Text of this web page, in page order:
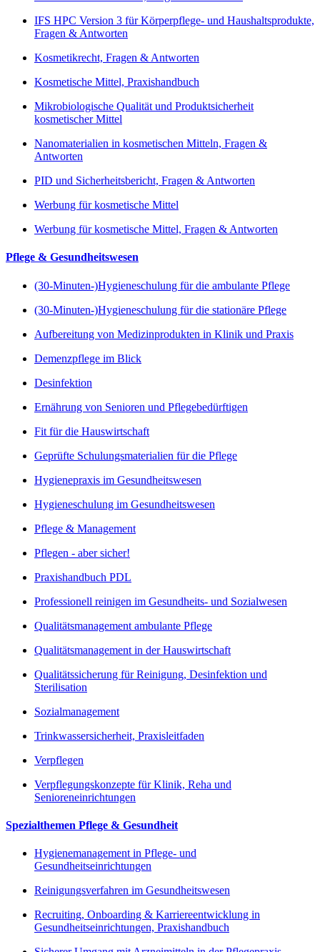
IFS HPC Version 3 für Körperpflege- und Haushaltsprodukte,
Fragen & Antworten
Kosmetikrecht, Fragen & Antworten
Kosmetische Mittel, Praxishandbuch
Mikrobiologische Qualität und Produktsicherheit
kosmetischer Mittel
Nanomaterialien in kosmetischen Mitteln, Fragen &
Antworten
PID und Sicherheitsbericht, Fragen & Antworten
Werbung für kosmetische Mittel
Werbung für kosmetische Mittel, Fragen & Antworten
Pflege & Gesundheitswesen
(30-Minuten-)Hygieneschulung für die ambulante Pflege
(30-Minuten-)Hygieneschulung für die stationäre Pflege
Aufbereitung von Medizinprodukten in Klinik und Praxis
Demenzpflege im Blick
Desinfektion
Ernährung von Senioren und Pflegebedürftigen
Fit für die Hauswirtschaft
Geprüfte Schulungsmaterialien für die Pflege
Hygienepraxis im Gesundheitswesen
Hygieneschulung im Gesundheitswesen
Pflege & Management
Pflegen - aber sicher!
Praxishandbuch PDL
Professionell reinigen im Gesundheits- und Sozialwesen
Qualitätsmanagement ambulante Pflege
Qualitätsmanagement in der Hauswirtschaft
Qualitätssicherung für Reinigung, Desinfektion und
Sterilisation
Sozialmanagement
Trinkwassersicherheit, Praxisleitfaden
Verpflegen
Verpflegungskonzepte für Klinik, Reha und
Senioreneinrichtungen
Spezialthemen Pflege & Gesundheit
Hygienemanagement in Pflege- und
Gesundheitseinrichtungen
Reinigungsverfahren im Gesundheitswesen
Recruiting, Onboarding & Karriereentwicklung in
Gesundheitseinrichtungen, Praxishandbuch